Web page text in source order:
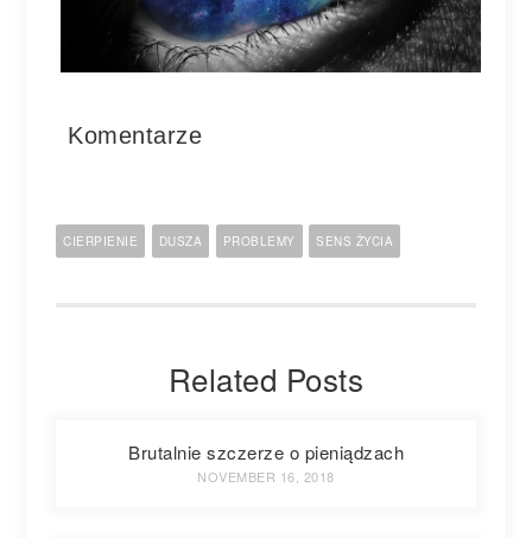
Komentarze
CIERPIENIE DUSZA PROBLEMY SENS ŻYCIA
Related Posts
Brutalnie szczerze o pieniądzach
NOVEMBER 16, 2018